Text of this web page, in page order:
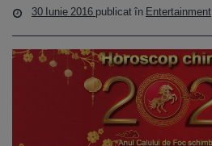
30 Iunie 2016 publicat în Entertainment